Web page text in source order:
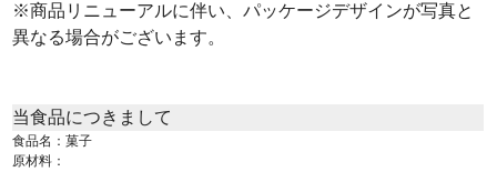
※商品リニューアルに伴い、パッケージデザインが写真と
異なる場合がございます。
当食品につきまして
食品名：菓子
原材料：